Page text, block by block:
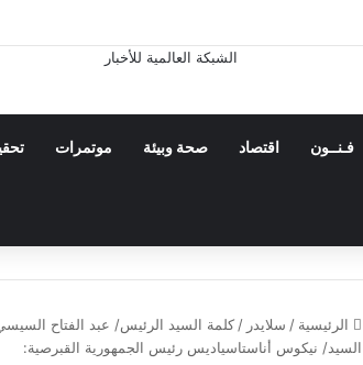
فـنــون اقتصاد صحة وبيئة موتمرات
الرئيسية / سلايدر / كلمة السيد الرئيس/ عبد الفتاح
السيد/ نيكوس أناستاسياديس رئيس الجمهورية القبرصية: